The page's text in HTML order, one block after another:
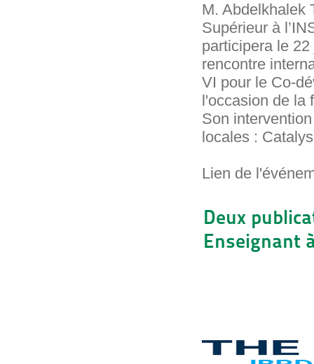
M. Abdelkhalek
Supérieur à
participera le
rencontre
VI pour le Co-
l'occasion de
Son
locales :
Lien de
Deux
Enseignant